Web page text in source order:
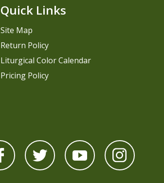
Quick Links
Site Map
Return Policy
Liturgical Color Calendar
Pricing Policy